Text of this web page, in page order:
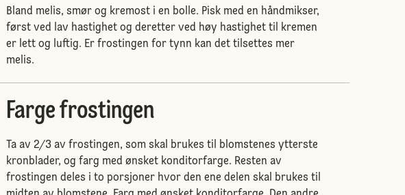
Bland melis, smør og kremost i en bolle. Pisk med en håndmikser,
først ved lav hastighet og deretter ved høy hastighet til kremen
er lett og luftig. Er frostingen for tynn kan det tilsettes mer
melis.
Farge frostingen
Ta av 2/3 av frostingen, som skal brukes til blomstenes ytterste
kronblader, og farg med ønsket konditorfarge. Resten av
frostingen deles i to porsjoner hvor den ene delen skal brukes til